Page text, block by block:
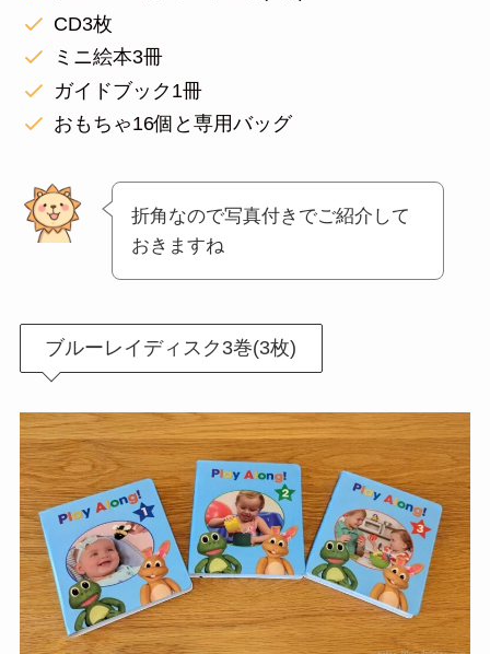
CD3枚
ミニ絵本3冊
ガイドブック1冊
おもちゃ16個と専用バッグ
折角なので写真付きでご紹介して
おきますね
ブルーレイディスク3巻(3枚)